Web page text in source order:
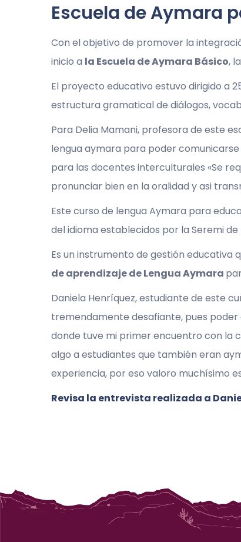
Escuela de Aymara
Con el objetivo de promover la
inicio a la Escuela de Aymara Básico,
El proyecto educativo estuvo dirigido a
estructura gramatical de diálogos,
Para Delia Mamani, profesora de este
lengua aymara para poder
para las docentes interculturales «Se
pronunciar bien en la oralidad y asi
Este curso de lengua Aymara para
del idioma establecidos por la Seremi de
Es un instrumento de gestión
de aprendizaje de Lengua Aymara
Daniela Henríquez, estudiante de este
tremendamente desafiante, pues
donde tuve mi primer encuentro con la
algo a estudiantes que también eran
experiencia, por eso valoro muchísimo
Revisa la entrevista realizada a